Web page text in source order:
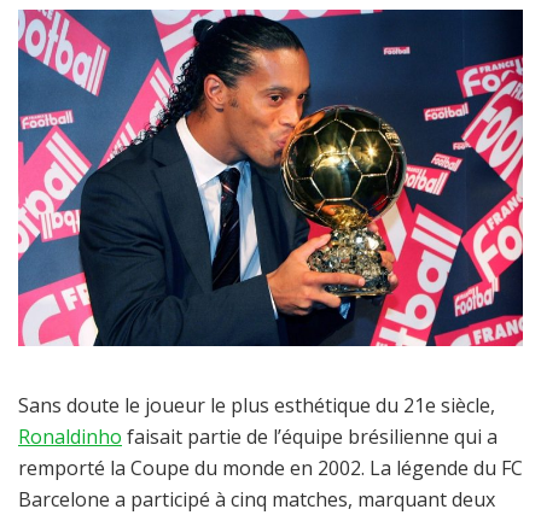
Sans doute le joueur le plus esthétique du 21e siècle,
Ronaldinho faisait partie de l’équipe brésilienne qui a
remporté la Coupe du monde en 2002. La légende du FC
Barcelone a participé à cinq matches, marquant deux